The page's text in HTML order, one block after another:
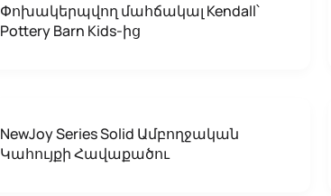
Փոխակերպվող մահճակալ Kendall՝
Pottery Barn Kids-ից
NewJoy Series Solid Ամբողջական
Կահույքի Հավաքածու